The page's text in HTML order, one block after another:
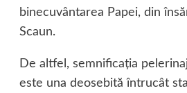
binecuvântarea Papei, din
Scaun.
De altfel, semnificaţia
este una deosebită întrucât